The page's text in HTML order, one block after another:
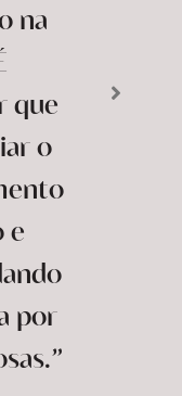
na
que
o
e
por